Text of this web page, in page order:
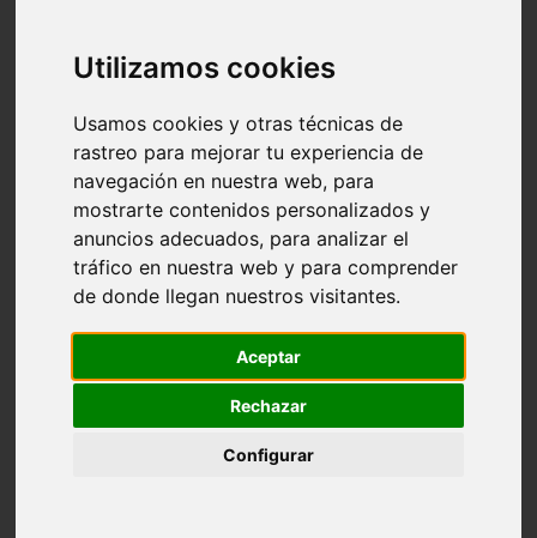
Utilizamos cookies
Usamos cookies y otras técnicas de
rastreo para mejorar tu experiencia de
navegación en nuestra web, para
mostrarte contenidos personalizados y
anuncios adecuados, para analizar el
tráfico en nuestra web y para comprender
de donde llegan nuestros visitantes.
Aceptar
Rechazar
Configurar
Cantabria - suances
Sevilla - bormujos
Málaga - júzcar
Huesca - alquézar
Huesca - castejón-de-sos
Lleida - alt-àneu
Córdoba - almedinilla
Navarra - zangoza
Cantabria - arenas-de-iguña
Barcelona - la-pobla-de-lillet
Murcia - cartagena
Madrid - nuevo-baztán